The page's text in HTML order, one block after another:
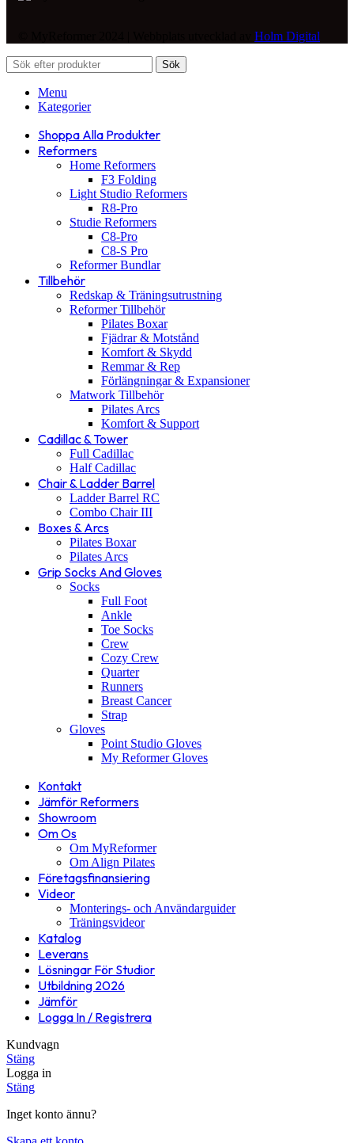
Holm Digital
Sök
Menu
Kategorier
Shoppa Alla Produkter
Reformers
Home Reformers
F3 Folding
Light Studio Reformers
R8-Pro
Studie Reformers
C8-Pro
C8-S Pro
Reformer Bundlar
Tillbehör
Redskap & Träningsutrustning
Reformer Tillbehör
Pilates Boxar
Fjädrar & Motstånd
Komfort & Skydd
Remmar & Rep
Förlängningar & Expansioner
Matwork Tillbehör
Pilates Arcs
Komfort & Support
Cadillac & Tower
Full Cadillac
Half Cadillac
Chair & Ladder Barrel
Ladder Barrel RC
Combo Chair III
Boxes & Arcs
Pilates Boxar
Pilates Arcs
Grip Socks And Gloves
Socks
Full Foot
Ankle
Toe Socks
Crew
Cozy Crew
Quarter
Runners
Breast Cancer
Strap
Gloves
Point Studio Gloves
My Reformer Gloves
Kontakt
Jämför Reformers
Showroom
Om Os
Om MyReformer
Om Align Pilates
Företagsfinansiering
Videor
Monterings- och Användarguider
Träningsvideor
Katalog
Leverans
Lösningar För Studior
Utbildning 2026
Jämför
Logga In / Registrera
Kundvagn
Stäng
Logga in
Stäng
Inget konto ännu?